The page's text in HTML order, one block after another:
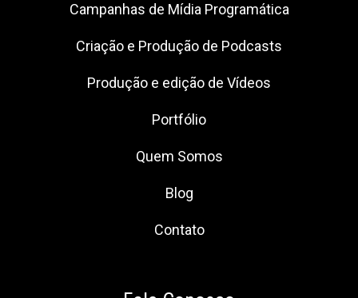
Campanhas de Mídia Programática
Criação e Produção de Podcasts
Produção e edição de Vídeos
Portfólio
Quem Somos
Blog
Contato